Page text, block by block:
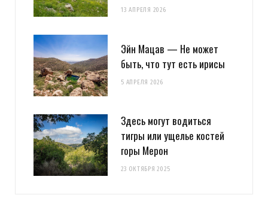
13 АПРЕЛЯ 2026
Эйн Мацав — Не может
быть, что тут есть ирисы
5 АПРЕЛЯ 2026
Здесь могут водиться
тигры или ущелье костей
горы Мерон
23 ОКТЯБРЯ 2025